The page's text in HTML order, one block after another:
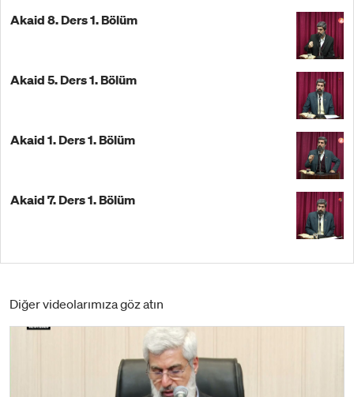
Akaid 8. Ders 1. Bölüm
Akaid 5. Ders 1. Bölüm
Akaid 1. Ders 1. Bölüm
Akaid 7. Ders 1. Bölüm
Diğer videolarımıza göz atın